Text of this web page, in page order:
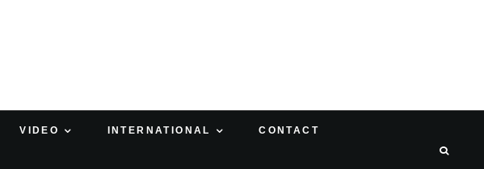
VIDEO INTERNATIONAL CONTACT